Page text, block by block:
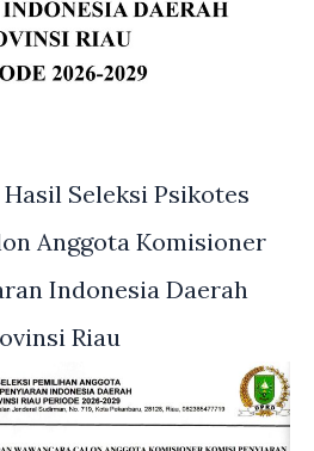
Seleksi Psikotes
Anggota Komisioner
Indonesia Daerah
Riau